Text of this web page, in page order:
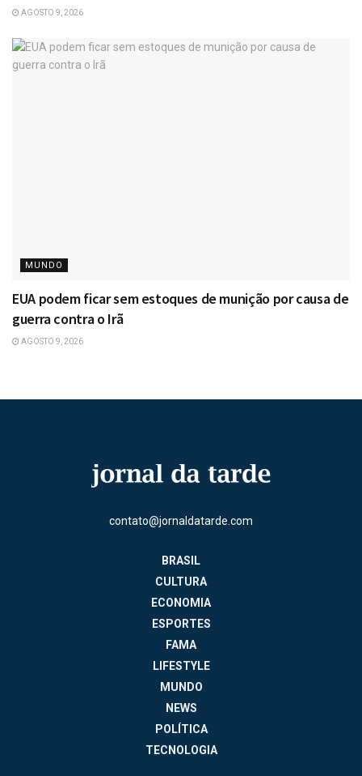
AGOSTO 9, 2026
MUNDO
EUA podem ficar sem estoques de munição por causa de
guerra contra o Irã
AGOSTO 9, 2026
contato@jornaldatarde.com
BRASIL
CULTURA
ECONOMIA
ESPORTES
FAMA
LIFESTYLE
MUNDO
NEWS
POLÍTICA
TECNOLOGIA